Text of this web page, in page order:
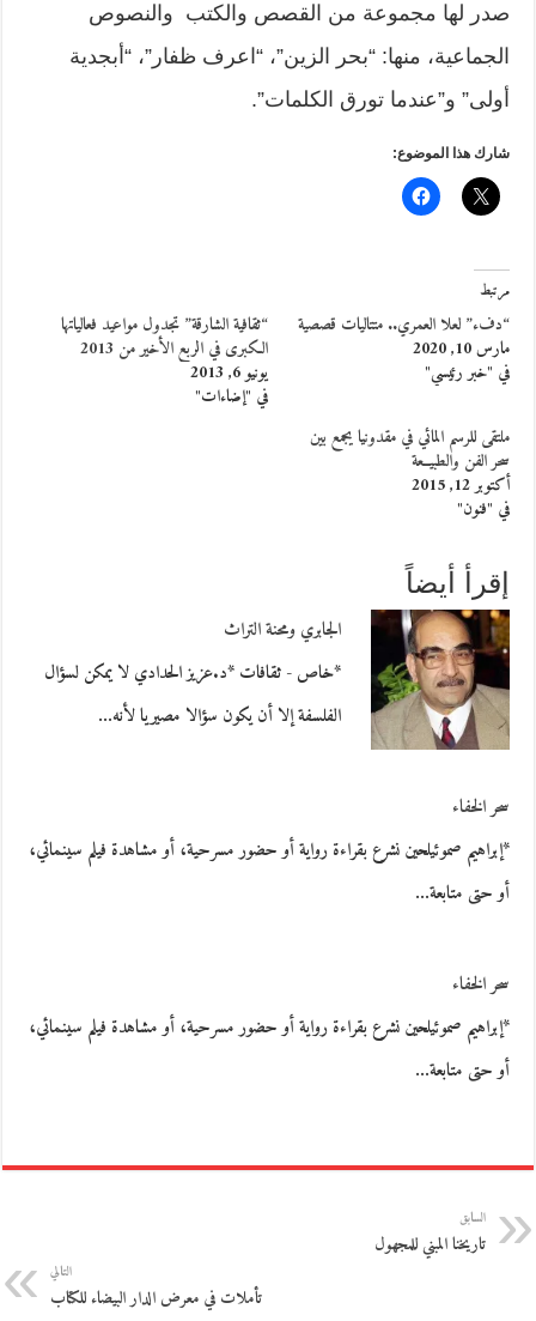
صدر لها مجموعة من القصص والكتب والنصوص
الجماعية، منها: “بحر الزين”، “اعرف ظفار”، “أبجدية
أولى” و”عندما تورق الكلمات”.
شارك هذا الموضوع:
مرتبط
“دفء” لعلا العمري.. متتاليات قصصية
مارس 10, 2020
في "خبر رئيسي"
“ثقافية الشارقة” تجدول مواعيد فعالياتها
الكبرى في الربع الأخير من 2013
يونيو 6, 2013
في "إضاءات"
ملتقى للرسم المائي في مقدونيا يجمع بين
سحر الفن والطبيــعة
أكتوبر 12, 2015
في "فنون"
إقرأ أيضاً
الجابري ومحنة التراث
*خاص - ثقافات *د.عزيز الحدادي لا يمكن لسؤال
الفلسفة إلا أن يكون سؤالا مصيريا لأنه…
سحر الخفاء
*إبراهيم صموئيلحين نشرع بقراءة رواية أو حضور مسرحية، أو مشاهدة فيلم سينمائي،
أو حتى متابعة…
سحر الخفاء
*إبراهيم صموئيلحين نشرع بقراءة رواية أو حضور مسرحية، أو مشاهدة فيلم سينمائي،
أو حتى متابعة…
السابق
تاريخنا المبني للمجهول
التالي
تأملات في معرض الدار البيضاء للكتاب